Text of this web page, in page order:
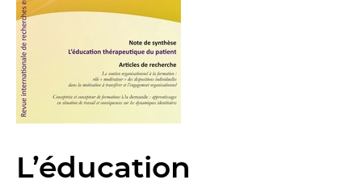
L’éducation